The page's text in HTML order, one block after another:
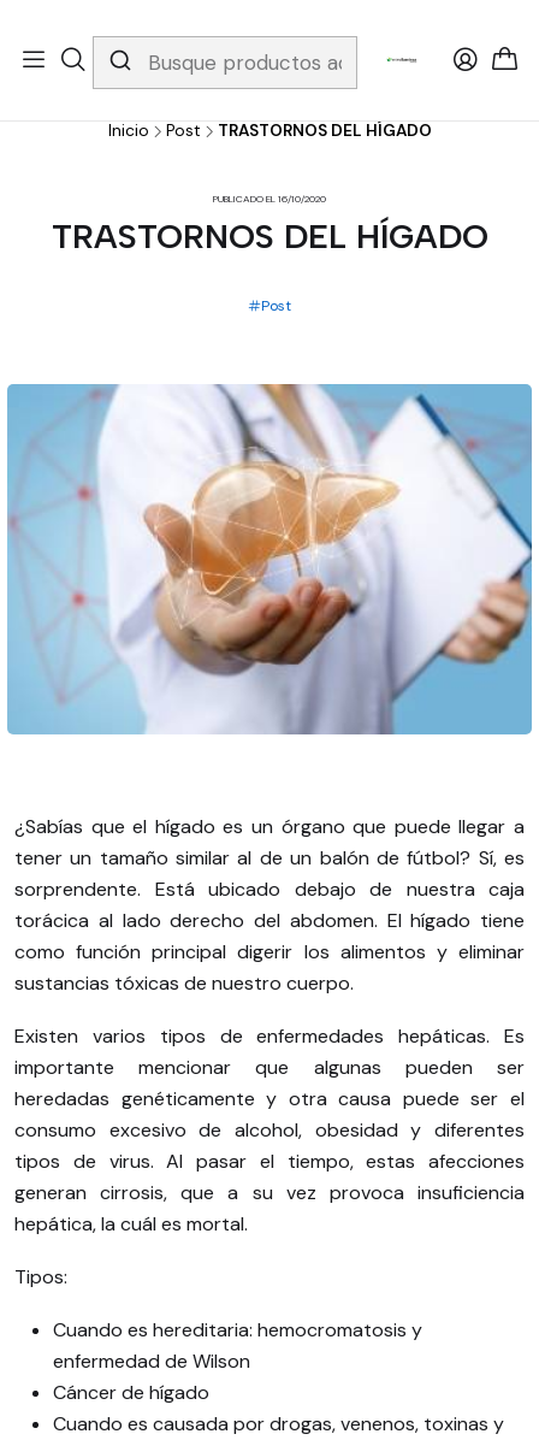
Whatsapp 3229079958/ Fijo 6019251796 / Envios a todo el país y
gratis apartir de 199.000!
Inicio Post TRASTORNOS DEL HÍGADO
PUBLICADO EL 16/10/2020
TRASTORNOS DEL HÍGADO
Post
¿Sabías que el hígado es un órgano que puede llegar a
tener un tamaño similar al de un balón de fútbol? Sí, es
sorprendente. Está ubicado debajo de nuestra caja
torácica al lado derecho del abdomen. El hígado tiene
como función principal digerir los alimentos y eliminar
sustancias tóxicas de nuestro cuerpo.
Existen varios tipos de enfermedades hepáticas. Es
importante mencionar que algunas pueden ser
heredadas genéticamente y otra causa puede ser el
consumo excesivo de alcohol, obesidad y diferentes
tipos de virus. Al pasar el tiempo, estas afecciones
generan cirrosis, que a su vez provoca insuficiencia
hepática, la cuál es mortal.
Tipos:
Cuando es hereditaria: hemocromatosis y
enfermedad de Wilson
Cáncer de hígado
Cuando es causada por drogas, venenos, toxinas y